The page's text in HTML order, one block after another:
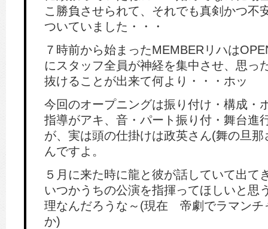
こ勝負させられて、それでも真剣かつ不
ついていました・・・
７時前から始まったMEMBERリハは
にスタッフ全員が神経を集中させ、思っ
抜けることが出来て何より・・・ホッ
今回のオープニングは振り付け・構成
指導がアキ、音・パート振り付・舞台進
が、実は頭の仕掛けは政英さん(舞の旦
んですよ。
５月に来た時に龍と彼が話していて出て
いつかうちの公演を指揮ってほしいと思
理なんだろうな～(現在 帝劇でラマンチ
か)